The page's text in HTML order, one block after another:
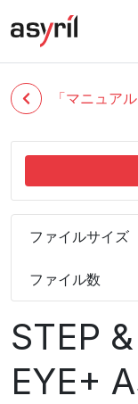
「マニュア
ファイルサイズ
ファイル数
STEP
EYE+